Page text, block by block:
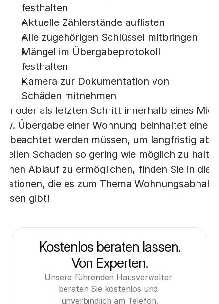
oder als letzten Schritt innerhalb eines
Übergabe einer Wohnung beinhaltet eine
beachtet werden müssen, um langfristig
Schaden so gering wie möglich zu
Ablauf zu ermöglichen, finden Sie in
die es zum Thema
gibt!
festhalten
Aktuelle Zählerstände auflisten
Alle zugehörigen Schlüssel mitbringen
Mängel im Übergabeprotokoll
festhalten
Kamera zur Dokumentation von
Schäden mitnehmen
Kostenlos beraten lassen.
Von Experten.
Unsere führenden Hausverwalter
beraten Sie kostenlos und
unverbindlich am Telefon.